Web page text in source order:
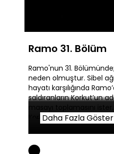
Ramo 31. Bölüm
Ramo'nun 31.
neden olmuştur. Sibel
hayatı karşılığında
saldıranların Korkut’un
masayı toplamasını
Korkut’un elinde de
kalmamıştır.
Daha Fazla Göster